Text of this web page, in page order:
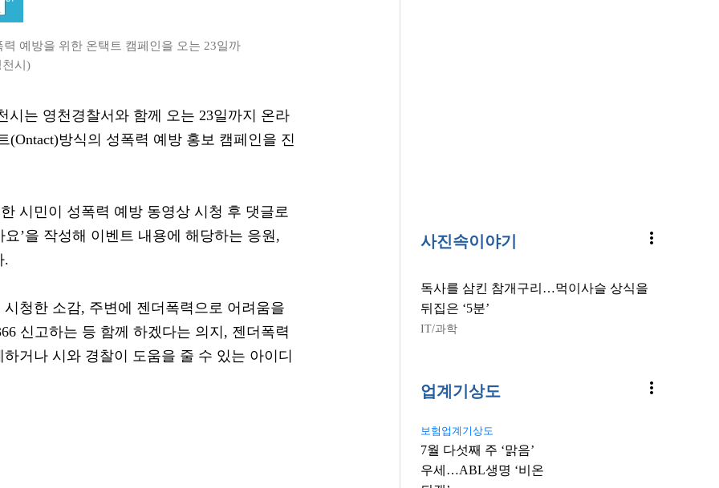
예방을 위한 온택트 캠페인을 오는 23일까
천시)
시는 영천경찰서와 함께 오는 23일까지 온라
(Ontact)방식의 성폭력 예방 홍보 캠페인을 진
시민이 성폭력 예방 동영상 시청 후 댓글로
’을 작성해 이벤트 내용에 해당하는 응원,
.
청한 소감, 주변에 젠더폭력으로 어려움을
신고하는 등 함께 하겠다는 의지, 젠더폭력
거나 시와 경찰이 도움을 줄 수 있는 아이디
사진속이야기 more_vert
독사를 삼킨 참개구리…먹이사슬 상식을
뒤집은 ‘5분’
IT/과학
업계기상도 more_vert
보험업계기상도
7월 다섯째 주 ‘맑음’
우세…ABL생명 ‘비온